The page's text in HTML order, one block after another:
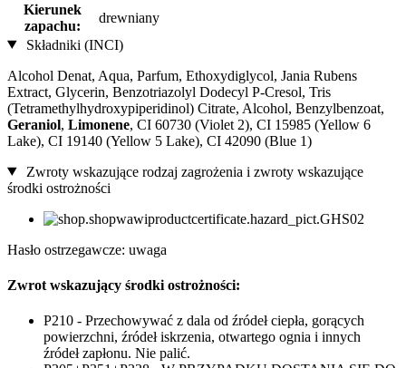
Kierunek
zapachu:
drewniany
Składniki (INCI)
Alcohol Denat, Aqua, Parfum, Ethoxydiglycol, Jania Rubens
Extract, Glycerin, Benzotriazolyl Dodecyl P-Cresol, Tris
(Tetramethylhydroxypiperidinol) Citrate, Alcohol, Benzylbenzoat,
Geraniol, Limonene, CI 60730 (Violet 2), CI 15985 (Yellow 6
Lake), CI 19140 (Yellow 5 Lake), CI 42090 (Blue 1)
Zwroty wskazujące rodzaj zagrożenia i zwroty wskazujące
środki ostrożności
Hasło ostrzegawcze: uwaga
Zwrot wskazujący środki ostrożności:
P210 - Przechowywać z dala od źródeł ciepła, gorących
powierzchni, źródeł iskrzenia, otwartego ognia i innych
źródeł zapłonu. Nie palić.